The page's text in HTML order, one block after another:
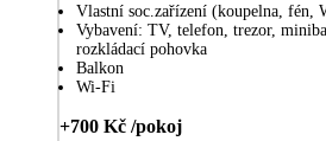
Vlastní soc.zařízení (koupelna, fén,
Vybavení: TV, telefon, trezor,
rozkládací pohovka
Balkon
Wi-Fi
+700 Kč /pokoj